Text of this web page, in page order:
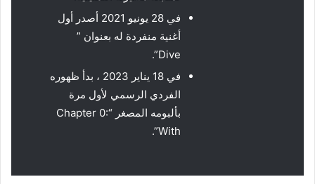
في 28 يونيو 2021 أصدر أول
أغنية منفردة له بعنوان ”
Dive”.
في 18 يناير 2023 ، بدأ ظهوره
الفردي الرسمي لأول مرة
بألبومه المصغر “Chapter 0:
With”.